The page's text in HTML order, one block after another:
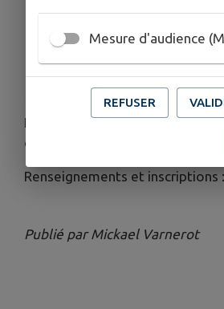
ORGANISÉ PAR
Comité des fêtes
Le comité des fêtes d'Aulnois
organise une brocante le
Renseignements et inscriptions
Publié par Mickael Varnerot
Mesure d'audience
REFUSER